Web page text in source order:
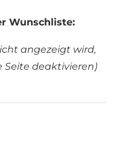
Wunschliste:
angezeigt wird,
Seite deaktivieren)